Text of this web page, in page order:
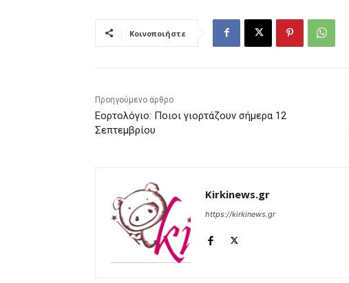
Κοινοποιήστε
Προηγούμενο άρθρο
Εορτολόγιο: Ποιοι γιορτάζουν σήμερα 12
Σεπτεμβρίου
Kirkinews.gr
https://kirkinews.gr